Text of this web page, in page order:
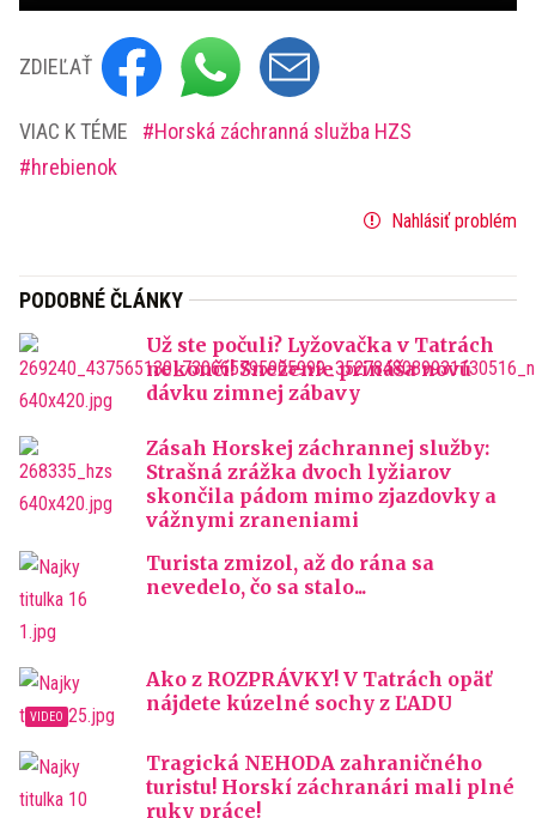
ZDIEĽAŤ
VIAC K TÉME
Horská záchranná služba HZS
hrebienok
Nahlásiť problém
PODOBNÉ ČLÁNKY
Už ste počuli? Lyžovačka v Tatrách
nekončí! Sneženie prináša novú
dávku zimnej zábavy
Zásah Horskej záchrannej služby:
Strašná zrážka dvoch lyžiarov
skončila pádom mimo zjazdovky a
vážnymi zraneniami
Turista zmizol, až do rána sa
nevedelo, čo sa stalo...
Ako z ROZPRÁVKY! V Tatrách opäť
nájdete kúzelné sochy z ĽADU
Tragická NEHODA zahraničného
turistu! Horskí záchranári mali plné
ruky práce!